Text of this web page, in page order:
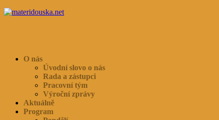
O nás
Úvodní slovo o nás
Rada a zástupci
Pracovní tým
Výroční zprávy
Aktuálně
Program